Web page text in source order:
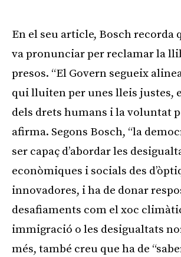
En el seu article, Bosch recorda
va pronunciar per reclamar la
presos. “El Govern segueix
qui lluiten per unes lleis justes,
dels drets humans i la voluntat
afirma. Segons Bosch, “la
ser capaç d’abordar les
econòmiques i socials des
innovadores, i ha de donar
desafiaments com el xoc
immigració o les desigualtats
més, també creu que ha de